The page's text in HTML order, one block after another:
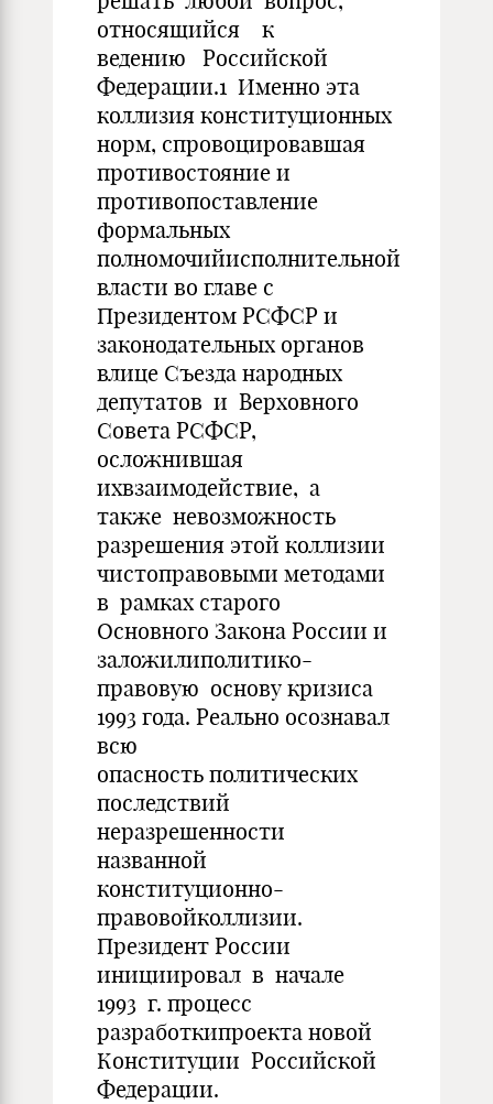
относящийся к
ведению Российской
Федерации.1 Именно эта
коллизия конституционных
норм, спровоцировавшая
противостояние и
противопоставление
формальных
полномочийисполнительной
власти во главе с
Президентом РСФСР и
законодательных органов
влице Съезда народных
депутатов и Верховного
Совета РСФСР,
осложнившая
ихвзаимодействие, а
также невозможность
разрешения этой коллизии
чистоправовыми методами
в рамках старого
Основного Закона России и
заложилиполитико-
правовую основу кризиса
1993 года. Реально осознавал
всю
опасность политических
последствий
неразрешенности
названной
конституционно-
правовойколлизии.
Президент России
инициировал в начале
1993 г. процесс
разработкипроекта новой
Конституции Российской
Федерации.